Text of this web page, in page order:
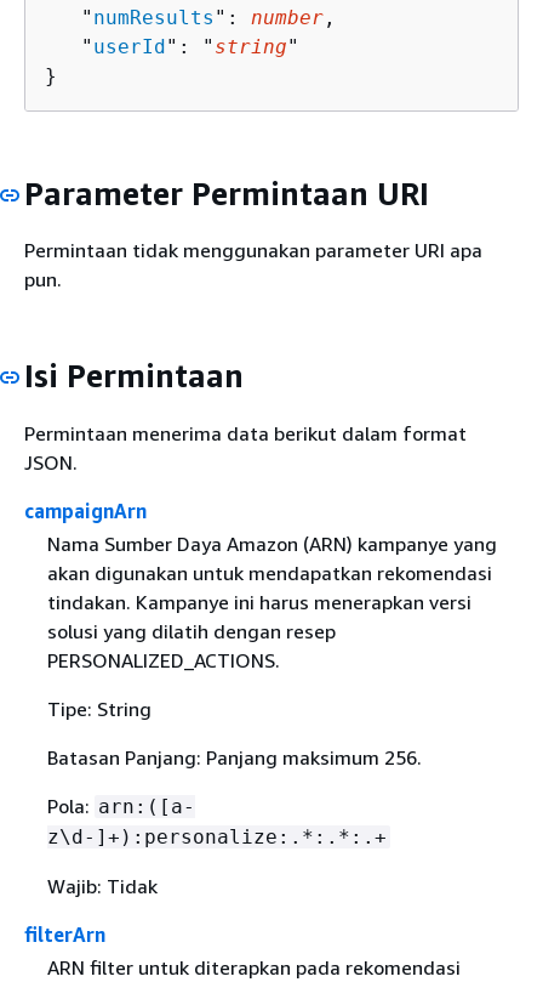
   "
numResults ": number ,
   "
userId": " string"
}
Parameter Permintaan URI
Permintaan tidak menggunakan parameter URI apa
pun.
Isi Permintaan
Permintaan menerima data berikut dalam format
JSON.
campaignArn
Nama Sumber Daya Amazon (ARN) kampanye yang
akan digunakan untuk mendapatkan rekomendasi
tindakan. Kampanye ini harus menerapkan versi
solusi yang dilatih dengan resep
PERSONALIZED_ACTIONS.
Tipe: String
Batasan Panjang: Panjang maksimum 256.
Pola: arn:([a-
z\d-]+):personalize:.*:.*:.+
Wajib: Tidak
filterArn
ARN filter untuk diterapkan pada rekomendasi